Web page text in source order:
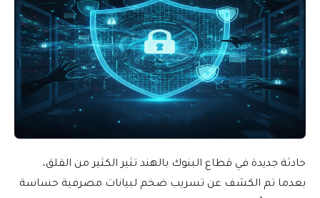
حادثة جديدة في قطاع البنوك بالهند تثير الكثير من القلق،
بعدما تم الكشف عن تسريب ضخم لبيانات مصرفية حساسة